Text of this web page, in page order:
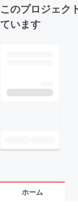
このプロジェク
ています
ホーム